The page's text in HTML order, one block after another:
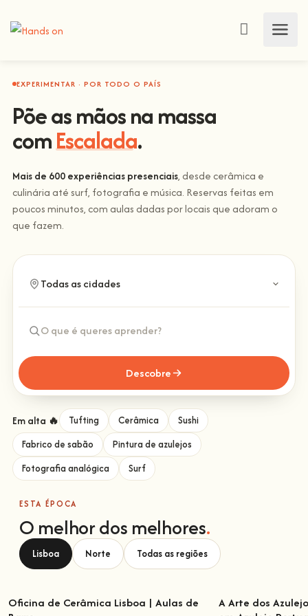
EXPERIMENTAR · POR TODO O PAÍS
Põe as mãos na massa
comEscalada.
Mais de 600 experiências presenciais, desde cerâmica e
culinária até surf, fotografia e música. Reservas feitas em
poucos minutos, com aulas dadas por locais que adoram o
que fazem.
Descobre
Em alta 🔥 Tufting Cerâmica
Sushi
Fabrico de sabão
Pintura de azulejos
Fotografia analógica
Surf
ESTA ÉPOCA
O melhor dos melhores.
Lisboa Norte Todas as regiões
Oficina de Cerâmica Lisboa | Aulas de
A Arte dos